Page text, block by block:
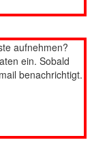
aufnehmen?
ein. Sobald
benachrichtigt.